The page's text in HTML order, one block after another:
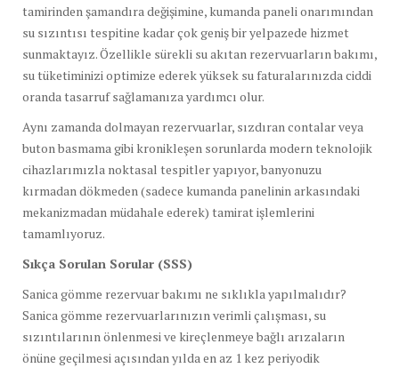
tamirinden şamandıra değişimine, kumanda paneli onarımından
su sızıntısı tespitine kadar çok geniş bir yelpazede hizmet
sunmaktayız. Özellikle sürekli su akıtan rezervuarların bakımı,
su tüketiminizi optimize ederek yüksek su faturalarınızda ciddi
oranda tasarruf sağlamanıza yardımcı olur.
Aynı zamanda dolmayan rezervuarlar, sızdıran contalar veya
buton basmama gibi kronikleşen sorunlarda modern teknolojik
cihazlarımızla noktasal tespitler yapıyor, banyonuzu
kırmadan dökmeden (sadece kumanda panelinin arkasındaki
mekanizmadan müdahale ederek) tamirat işlemlerini
tamamlıyoruz.
Sıkça Sorulan Sorular (SSS)
Sanica gömme rezervuar bakımı ne sıklıkla yapılmalıdır?
Sanica gömme rezervuarlarınızın verimli çalışması, su
sızıntılarının önlenmesi ve kireçlenmeye bağlı arızaların
önüne geçilmesi açısından yılda en az 1 kez periyodik